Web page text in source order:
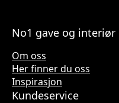
No1 gave og interiør
Om oss
Her finner du oss
Inspirasjon
Kundeservice